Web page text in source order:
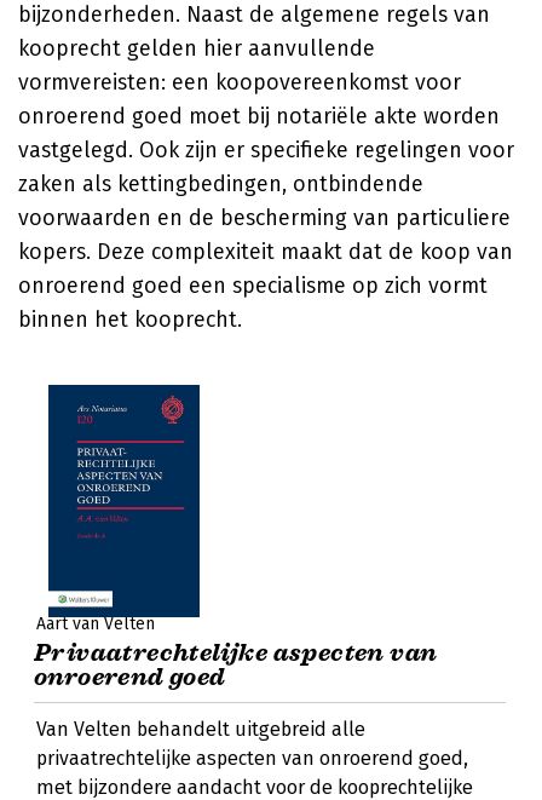
bijzonderheden. Naast de algemene regels van
kooprecht gelden hier aanvullende
vormvereisten: een koopovereenkomst voor
onroerend goed moet bij notariële akte worden
vastgelegd. Ook zijn er specifieke regelingen voor
zaken als kettingbedingen, ontbindende
voorwaarden en de bescherming van particuliere
kopers. Deze complexiteit maakt dat de koop van
onroerend goed een specialisme op zich vormt
binnen het kooprecht.
Aart van Velten
Privaatrechtelijke aspecten van
onroerend goed
Van Velten behandelt uitgebreid alle
privaatrechtelijke aspecten van onroerend goed,
met bijzondere aandacht voor de kooprechtelijke